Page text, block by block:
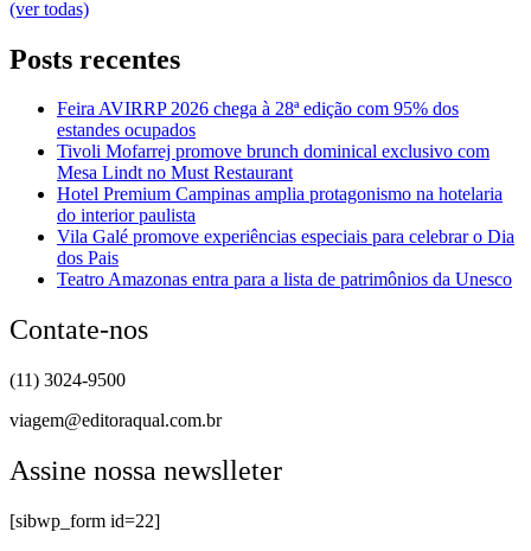
(ver todas)
Posts recentes
Feira AVIRRP 2026 chega à 28ª edição com 95% dos
estandes ocupados
Tivoli Mofarrej promove brunch dominical exclusivo com
Mesa Lindt no Must Restaurant
Hotel Premium Campinas amplia protagonismo na hotelaria
do interior paulista
Vila Galé promove experiências especiais para celebrar o Dia
dos Pais
Teatro Amazonas entra para a lista de patrimônios da Unesco
Contate-nos
(11) 3024-9500
viagem@editoraqual.com.br
Assine nossa newslleter
[sibwp_form id=22]